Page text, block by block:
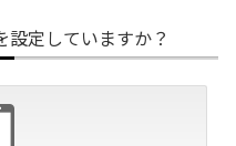
サポートサイトの使い方
工事・故障情報通知
設定していますか？